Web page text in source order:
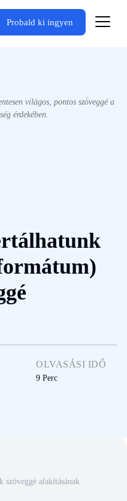
Probald ki ingyen
világos, pontos szöveggé a
érdekében.
OLVASÁSI IDŐ
9 Perc
szöveggé alakításának